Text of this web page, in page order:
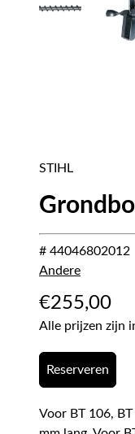
STIHL
# 44046802012
Andere
€255,00
Alle prijzen zijn
Reserveren
Voor BT 106,